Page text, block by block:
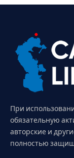
При
обязательную
авторские и
полностью